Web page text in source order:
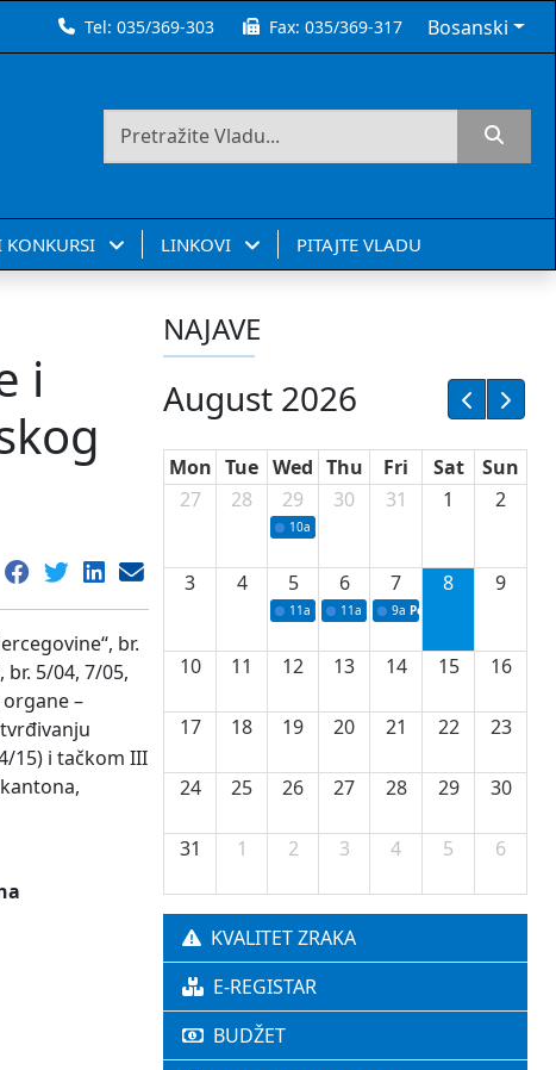
Tel:035/369-303 Fax:035/369-317 Bosanski
KONKURSI LINKOVI PITAJTE VLADU
i
br.
br. 5/04, 7/05,
–
15) i tačkom III
NAJAVE
August 2026
Mon Tue Wed Thu Fri Sat
Sun
27
28 29
10a Potpisivanje ugovora sa neprofitnim
30 31 1 2
3 4 5
11a Potpisivanje ugovora o stipendijama
6
11a Podrška razvoju vodne
7
9a Početak izgradnje nove
8 9
10 11 12 13 14 15 16
17 18 19 20 21 22 23
24 25 26 27 28 29 30
31 1 2 3 4 5 6
KVALITET ZRAKA
E-REGISTAR
BUDŽET